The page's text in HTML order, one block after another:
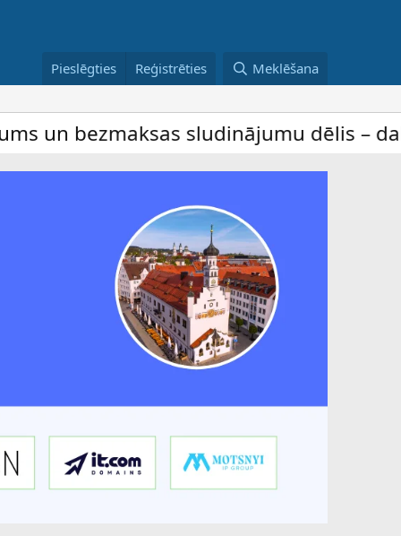
Pieslēgties Reģistrēties Meklēšana
sludinājumu dēlis – dalība ir bez